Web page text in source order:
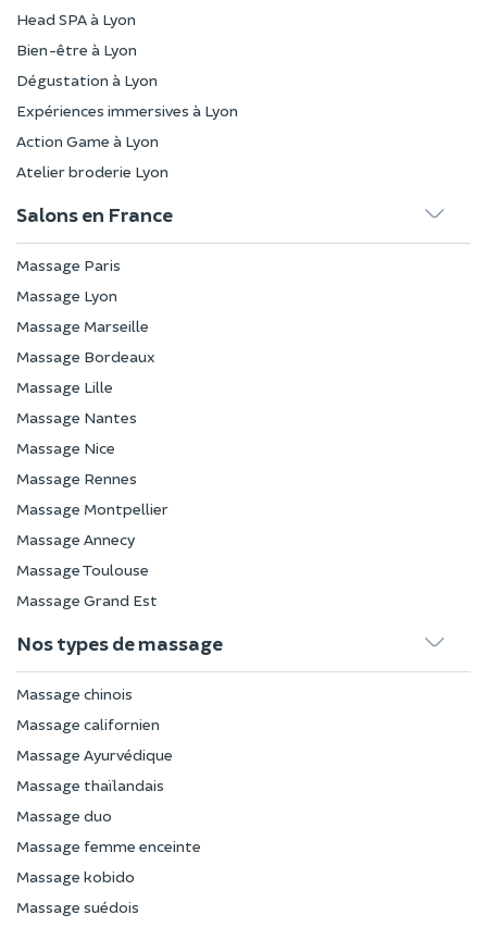
Head SPA à Lyon
Bien-être à Lyon
Dégustation à Lyon
Expériences immersives à Lyon
Action Game à Lyon
Atelier broderie Lyon
Salons en France
Massage Paris
Massage Lyon
Massage Marseille
Massage Bordeaux
Massage Lille
Massage Nantes
Massage Nice
Massage Rennes
Massage Montpellier
Massage Annecy
Massage Toulouse
Massage Grand Est
Nos types de massage
Massage chinois
Massage californien
Massage Ayurvédique
Massage thaïlandais
Massage duo
Massage femme enceinte
Massage kobido
Massage suédois